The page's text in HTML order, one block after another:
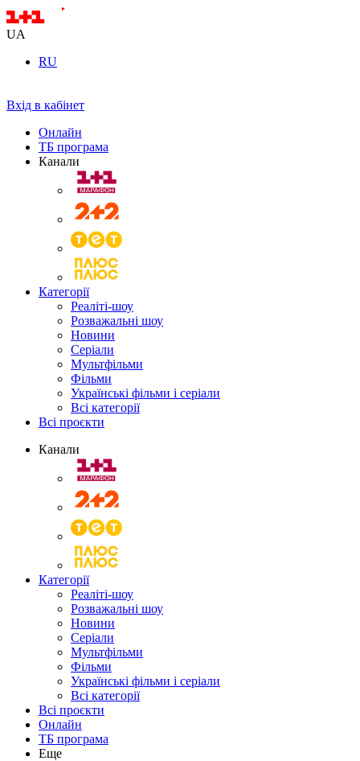
UA
RU
Вхід в кабінет
Онлайн
ТБ програма
Канали
Категорії
Реаліті-шоу
Розважальні шоу
Новини
Серіали
Мультфільми
Фільми
Українські фільми і серіали
Всі категорії
Всі проєкти
Канали
Категорії
Реаліті-шоу
Розважальні шоу
Новини
Серіали
Мультфільми
Фільми
Українські фільми і серіали
Всі категорії
Всі проєкти
Онлайн
ТБ програма
Еще